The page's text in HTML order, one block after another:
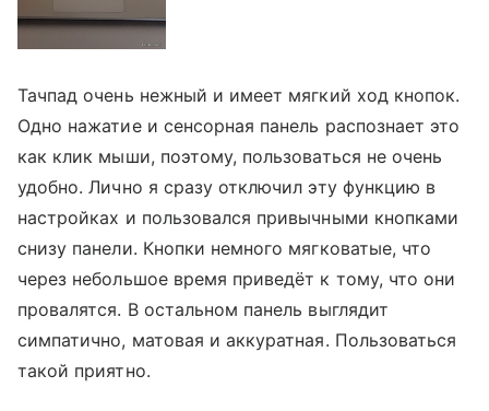
Тачпад очень нежный и имеет мягкий ход кнопок.
Одно нажатие и сенсорная панель распознает это
как клик мыши, поэтому, пользоваться не очень
удобно. Лично я сразу отключил эту функцию в
настройках и пользовался привычными кнопками
снизу панели. Кнопки немного мягковатые, что
через небольшое время приведёт к тому, что они
провалятся. В остальном панель выглядит
симпатично, матовая и аккуратная. Пользоваться
такой приятно.